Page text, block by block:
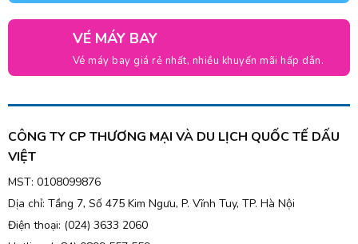
VÉ MÁY BAY
Vé máy bay giá rẻ nhất, nhiều khuyến mãi hấp dẫn.
CÔNG TY CP THƯƠNG MẠI VÀ DU LỊCH QUỐC TẾ DẤU
VIỆT
MST: 0108099876
Dịa chỉ: Tầng 7, Số 475 Kim Ngưu, P. Vĩnh Tuy, TP. Hà Nội
Điện thoại: (024) 3633 2060